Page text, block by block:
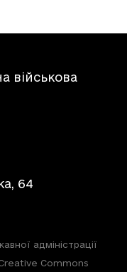
військова
64
адміністрації
Commons